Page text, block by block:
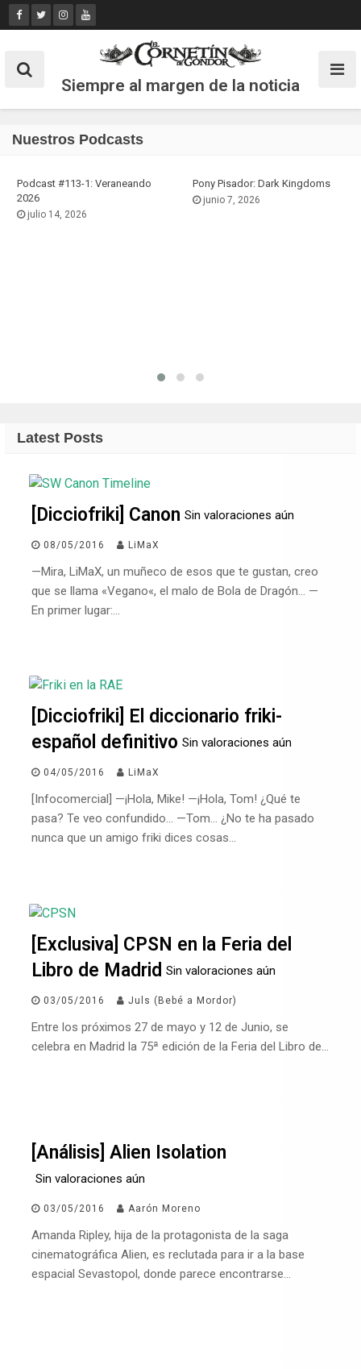
Skip
to
Siempre al margen de la noticia
Nuestros Podcasts
Podcast #113-1: Veraneando
2026
julio 14, 2026
Pony Pisador: Dark Kingdoms
junio 7, 2026
Latest Posts
[Dicciofriki] Canon Sin valoraciones aún
08/05/2016 LiMaX
—Mira, LiMaX, un muñeco de esos que te gustan, creo
que se llama «Vegano«, el malo de Bola de Dragón… —
En primer lugar:…
[Dicciofriki] El diccionario friki-
español definitivo Sin valoraciones aún
04/05/2016 LiMaX
[Infocomercial] —¡Hola, Mike! —¡Hola, Tom! ¿Qué te
pasa? Te veo confundido… —Tom… ¿No te ha pasado
nunca que un amigo friki dices cosas…
[Exclusiva] CPSN en la Feria del
Libro de Madrid Sin valoraciones aún
03/05/2016 Juls (Bebé a Mordor)
Entre los próximos 27 de mayo y 12 de Junio, se
celebra en Madrid la 75ª edición de la Feria del Libro de…
[Análisis] Alien Isolation
Sin valoraciones aún
03/05/2016 Aarón Moreno
Amanda Ripley, hija de la protagonista de la saga
cinematográfica Alien, es reclutada para ir a la base
espacial Sevastopol, donde parece encontrarse…